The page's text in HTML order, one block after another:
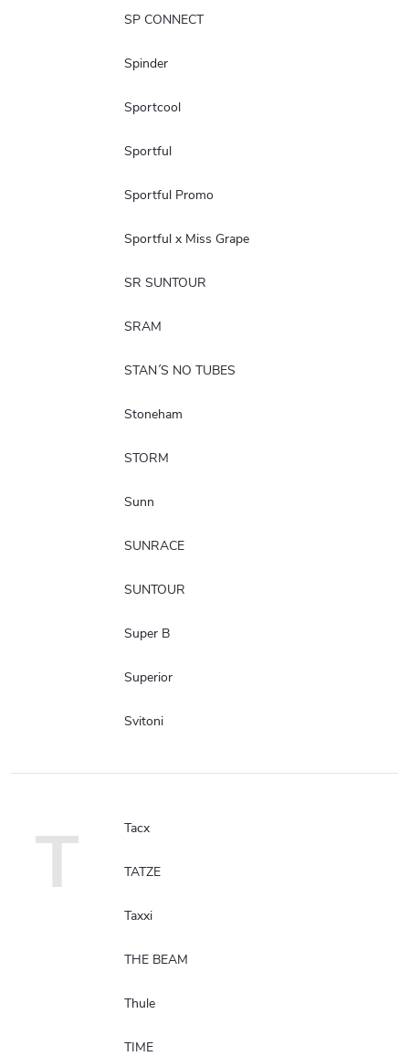
SP CONNECT
Spinder
Sportcool
Sportful
Sportful Promo
Sportful x Miss Grape
SR SUNTOUR
SRAM
STAN´S NO TUBES
Stoneham
STORM
Sunn
SUNRACE
SUNTOUR
Super B
Superior
Svitoni
T Tacx
TATZE
Taxxi
THE BEAM
Thule
TIME